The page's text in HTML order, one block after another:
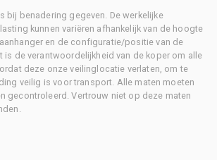
bij benadering gegeven. De werkelijke
kunnen variëren afhankelijk van de hoogte
en de configuratie/positie van de
is de verantwoordelijkheid van de koper om alle
deze onze veilinglocatie verlaten, om te
veilig is voor transport. Alle maten moeten
gecontroleerd. Vertrouw niet op deze maten